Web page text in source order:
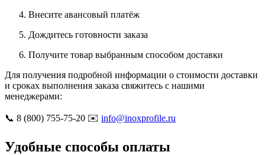
Внесите авансовый платёж
Дождитесь готовности заказа
Получите товар выбранным способом доставки
Для получения подробной информации о стоимости доставки
и сроках выполнения заказа свяжитесь с нашими
менеджерами:
📞 8 (800) 755-75-20 ✉️ info@inoxprofile.ru
Удобные способы оплаты